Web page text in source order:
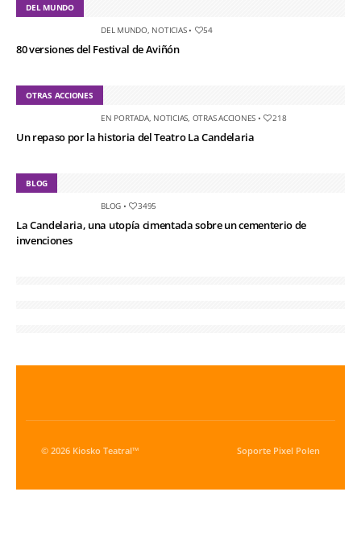
DEL MUNDO
DEL MUNDO, NOTICIAS• 54
80 versiones del Festival de Aviñón
OTRAS ACCIONES
EN PORTADA, NOTICIAS OTRAS ACCIONES • 218
Un repaso por la historia del Teatro La Candelaria
BLOG
BLOG • 3495
La Candelaria, una utopía cimentada sobre un cementerio de
invenciones
© 2026 Kiosko Teatral™ Soporte Pixel Polen